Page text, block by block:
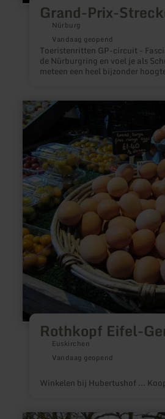
Grand-Prix-
Nürburg
Vandaag geopend
Toeristenritten GP-circuit -
de Nürburgring en voel je als
meteen een heel bijzonder
Rothkopf Eifel-
Euskirchen
Vandaag geopend
Winkelen bij Hubertushof ...
meer
informatie
over:
Eifel-
Gemüse
meer